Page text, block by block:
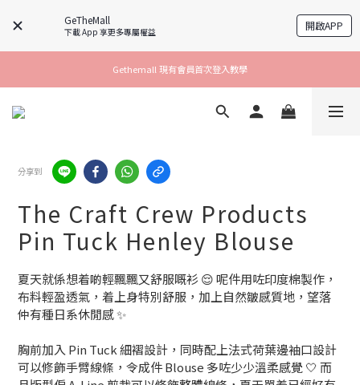
GeTheMall
下載 App 享更多專屬權益 開啟APP
Gethemall 現有會員首次登入教學
分享到
The Craft Crew Products
Pin Tuck Henley Blouse
夏天就係想着啲輕飄飄又舒服嘅衫 😌 呢件用咗印度棉製作，
布料輕盈透氣，着上身特別舒服，加上自然皺感質地，望落
仲有種日系休閒感 ✨
胸前加入 Pin Tuck 細褶設計，同時配上法式荷葉邊袖口設計
可以修飾手臂線條，令成件 Blouse 多咗少少溫柔感覺 🤍 而